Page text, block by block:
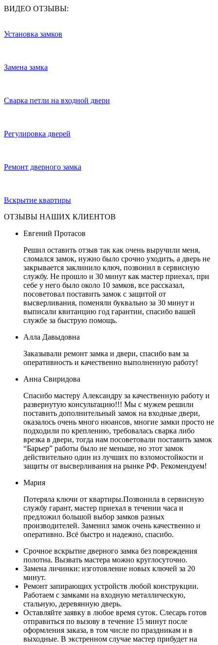
ВИДЕО ОТЗЫВЫ:
Установка замков
Замена замка
Сварка петли на входной двери
Регулировка дверей
Ремонт дверного замка
Вскрытие квартиры
ОТЗЫВЫ НАШИХ КЛИЕНТОВ
Евгений Протасов
Решил оставить отзыв так как очень выручили меня,
сломался замок, нужно было срочно уходить, а дверь не
закрывается заклинило ключ, позвонил в сервисную
службу. Не прошло и 30 минут как мастер приехал, при
себе у него было около 10 замков, все рассказал,
посоветовал поставить замок с защитой от
высверливания, поменяли буквально за 30 минут и
выписали квитанцию год гарантии, спасибо вашей
службе за быструю помощь.
Алла Давыдовна
Заказывали ремонт замка и двери, спасибо вам за
оперативность и качественно выполненную работу!
Анна Свиридова
Спасибо мастеру Александру за качественную работу и
развернутую консультацию!!! Мы с мужем решили
поставить дополнительный замок на входные двери,
оказалось очень много нюансов, многие замки просто не
подходили по креплению, требовалась сварка либо
врезка в двери, тогда нам посоветовали поставить замок
“Барьер” работы было не меньше, но этот замок
действительно один из лучших по взломостойкости и
защиты от высверливания на рынке РФ. Рекомендуем!
Мария
Потеряла ключи от квартиры.Позвонила в сервисную
службу гарант, мастер приехал в течении часа и
предложил большой выбор замков разных
производителей. Заменил замок очень качественно и
оперативно. Всё быстро и надежно, спасибо.
Срочное вскрытие дверного замка без повреждения
полотна. Вызвать мастера можно круглосуточно.
Замена личинки: изготовление новых ключей за 20
минут.
Ремонт запирающих устройств любой конструкции.
Работаем с замками на входную металлическую,
стальную, деревянную дверь.
Оставляйте заявку в любое время суток. Слесарь готов
отправиться по вызову в течение 15 минут после
оформления заказа, в том числе по праздникам и в
выходные. В экстренном случае мастер прибудет на